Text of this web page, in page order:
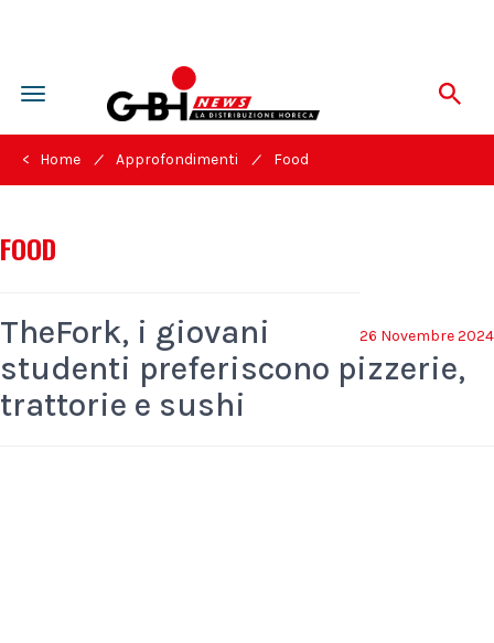
Toggle
navigation
< Home / Approfondimenti / Food
FOOD
26 Novembre 2024
TheFork, i giovani
studenti preferiscono pizzerie,
trattorie e sushi